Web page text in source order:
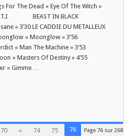
The Dead « Eye Of The Witch »
BEAST IN BLACK
» 3’30 LE CADDIE DU METALLEUX
« Moonglow » 3’56
« Man The Machine » 3’53
« Masters Of Destiny » 4’55
« Gimme …
Page 76 sur 268
70 « 74 75
76